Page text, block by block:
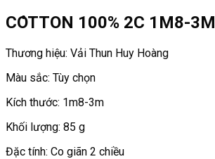
COTTON 100% 2C 1M8-3M
Thương hiệu: Vải Thun Huy Hoàng
Màu sắc: Tùy chọn
Kích thước: 1m8-3m
Khối lượng: 85 g
Đặc tính: Co giãn 2 chiều